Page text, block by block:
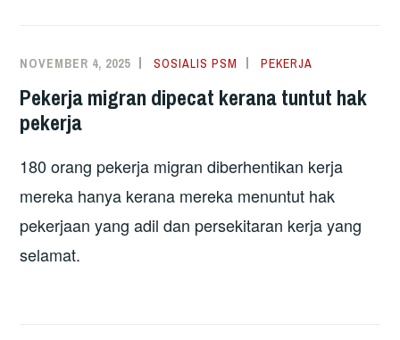
NOVEMBER 4, 2025 SOSIALIS PSM PEKERJA
Pekerja migran dipecat kerana tuntut hak
pekerja
180 orang pekerja migran diberhentikan kerja
mereka hanya kerana mereka menuntut hak
pekerjaan yang adil dan persekitaran kerja yang
selamat.